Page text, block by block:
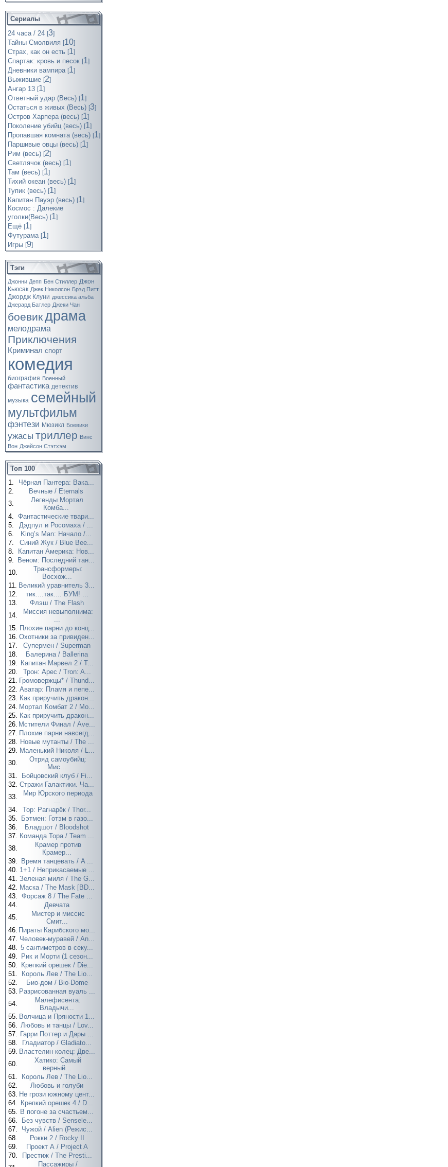
Сериалы
24 часа / 24 [3]
Тайны Смолвиля [10]
Страх, как он есть [1]
Спартак: кровь и песок [1]
Дневники вампира [1]
Выжившие [2]
Ангар 13 [1]
Ответный удар (Весь) [1]
Остаться в живых (Весь) [3]
Остров Харпера (весь) [1]
Поколение убийц (весь) [1]
Пропавшая комната (весь) [1]
Паршивые овцы (весь) [1]
Рим (весь) [2]
Светлячок (весь) [1]
Там (весь) [1]
Тихий океан (весь) [1]
Тупик (весь) [1]
Капитан Пауэр (весь) [1]
Космос : Далекие
уголки(Весь) [1]
Ещё [1]
Футурама [1]
Игры [9]
Тэги
Джонни Депп Бен Стиллер Джон
Кьюсак Джек Николсон Брэд Питт
Джордж Клуни джессика альба
Джерард Батлер Джеки Чан
боевикдрама
мелодрама
Приключения
Криминал спорт
комедия
биография Военный
фантастика детектив
музыка семейный
мультфильм
фэнтези Мюзикл Боевики
ужасы триллер Винс
Вон Джейсон Стэтхэм
Топ 100
1.
Чёрная Пантера: Вака...
2.
Вечные / Eternals
3.
Легенды Мортал
Комба...
4. Фантастические твари...
5.
Дэдпул и Росомаха / ...
6.
King’s Man: Начало /...
7.
Синий Жук / Blue Bee...
8.
Капитан Америка: Нов...
9.
Веном: Последний тан...
10.
Трансформеры:
Восхож...
11. Великий уравнитель 3...
12.
тик....так.... БУМ! ...
13.
Флэш / The Flash
14.
Миссия невыполнима:
...
15. Плохие парни до конц...
16. Охотники за привиден...
17.
Супермен / Superman
18.
Балерина / Ballerina
19. Капитан Марвел 2 / T...
20.
Трон: Арес / Tron: A...
21. Громовержцы* / Thund...
22. Аватар: Пламя и пепе...
23. Как приручить дракон...
24. Мортал Комбат 2 / Mo...
25. Как приручить дракон...
26. Мстители Финал / Ave...
27. Плохие парни навсегд...
28. Новые мутанты / The ...
29. Маленький Николя / L...
30.
Отряд самоубийц:
Мис...
31.
Бойцовский клуб / Fi...
32. Стражи Галактики. Ча...
33.
Мир Юрского периода
...
34.
Тор: Рагнарёк / Thor...
35.
Бэтмен: Готэм в газо...
36.
Бладшот / Bloodshot
37. Команда Тора / Team ...
38.
Крамер против
Крамер...
39.
Время танцевать / A ...
40. 1+1 / Неприкасаемые ...
41. Зеленая миля / The G...
42. Маска / The Mask [BD...
43. Форсаж 8 / The Fate ...
44.
Девчата
45.
Мистер и миссис
Смит...
46. Пираты Карибского мо...
47. Человек-муравей / An...
48. 5 сантиметров в секу...
49.
Рик и Морти (1 сезон...
50.
Крепкий орешек / Die...
51.
Король Лев / The Lio...
52.
Био-дом / Bio-Dome
53. Разрисованная вуаль ...
54.
Малефисента:
Владычи...
55. Волчица и Пряности 1...
56. Любовь и танцы / Lov...
57. Гарри Поттер и Дары ...
58.
Гладиатор / Gladiato...
59. Властелин колец: Две...
60.
Хатико: Самый
верный...
61.
Король Лев / The Lio...
62.
Любовь и голуби
63. Не грози южному цент...
64. Крепкий орешек 4 / D...
65. В погоне за счастьем...
66.
Без чувств / Sensele...
67.
Чужой / Alien (Режис...
68.
Рокки 2 / Rocky II
69.
Проект А / Project A
70.
Престиж / The Presti...
Пассажиры /